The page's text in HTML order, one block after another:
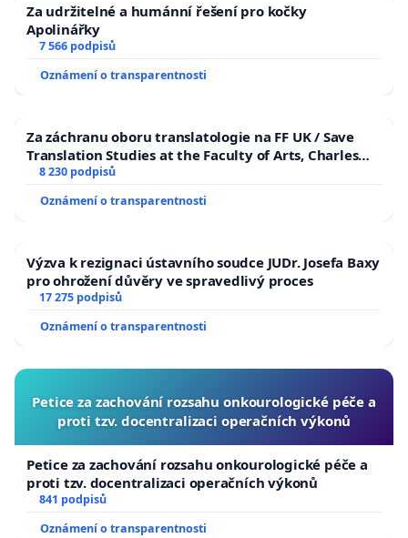
Za udržitelné a humánní řešení pro kočky
Apolinářky
7 566 podpisů
Oznámení o transparentnosti
Za záchranu oboru translatologie na FF UK / Save
Translation Studies at the Faculty of Arts, Charles
University
8 230 podpisů
Oznámení o transparentnosti
Výzva k rezignaci ústavního soudce JUDr. Josefa Baxy
pro ohrožení důvěry ve spravedlivý proces
17 275 podpisů
Oznámení o transparentnosti
Petice za zachování rozsahu onkourologické péče a
proti tzv. docentralizaci operačních výkonů
Petice za zachování rozsahu onkourologické péče a
proti tzv. docentralizaci operačních výkonů
841 podpisů
Oznámení o transparentnosti